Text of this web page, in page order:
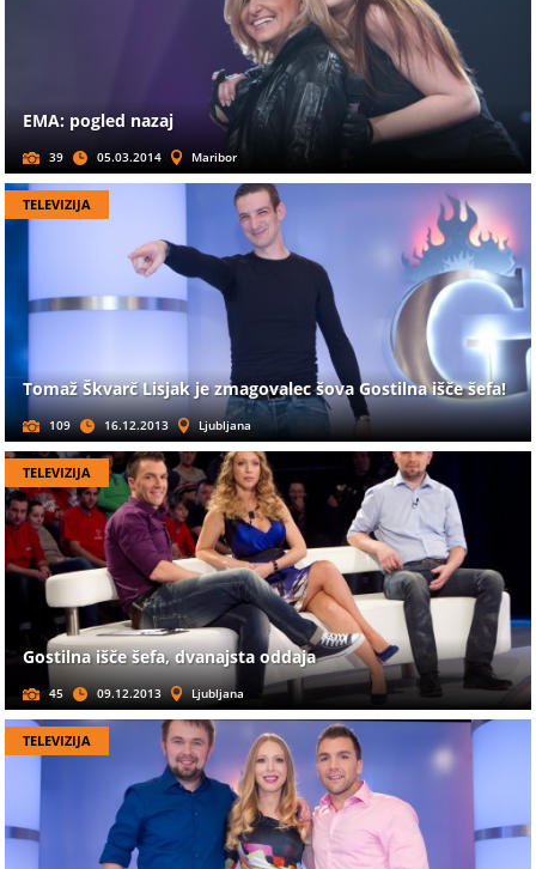
EMA: pogled nazaj
39 05.03.2014 Maribor
TELEVIZIJA
Tomaž Škvarč Lisjak je zmagovalec šova Gostilna išče šefa!
109 16.12.2013 Ljubljana
TELEVIZIJA
Gostilna išče šefa, dvanajsta oddaja
45 09.12.2013 Ljubljana
TELEVIZIJA